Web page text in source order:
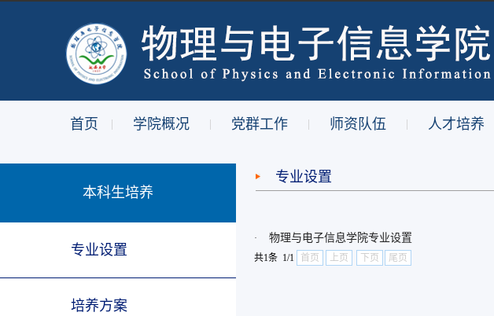
首页 | 学院概况 | 党群工作 | 师资队伍 | 人才培养
本科生培养
专业设置
培养方案
专业设置
· 物理与电子信息学院专业设置
共1条 1/1
首页 上页 下页 尾页